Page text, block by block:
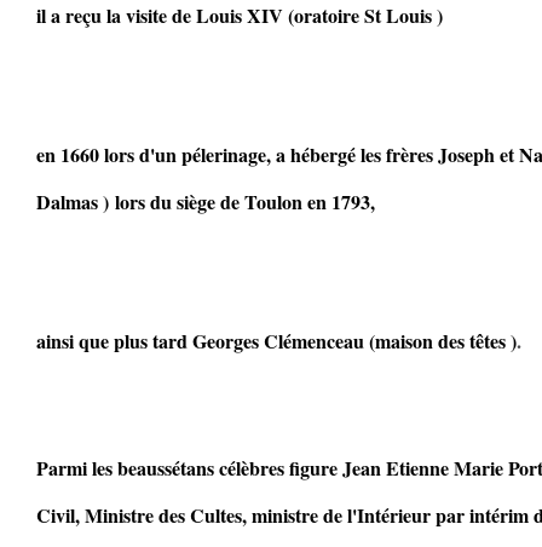
il a reçu la visite de Louis XIV (oratoire St Louis )
en 1660 lors d'un pélerinage, a hébergé les frères Joseph et
Dalmas ) lors du siège de Toulon en 1793,
ainsi que plus tard Georges Clémenceau (maison des têtes ).
Parmi les beaussétans célèbres figure Jean Etienne Marie
Civil, Ministre des Cultes, ministre de l'Intérieur par intérim